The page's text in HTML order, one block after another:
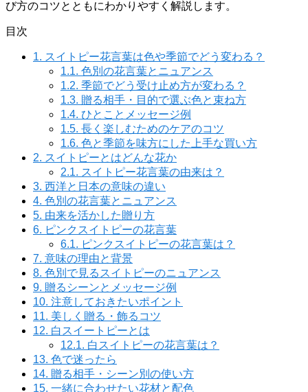
び方のコツとともにわかりやすく解説します。
目次
1. スイトピー花言葉は色や季節でどう変わる？
1.1. 色別の花言葉とニュアンス
1.2. 季節でどう受け止め方が変わる？
1.3. 贈る相手・目的で選ぶ色と束ね方
1.4. ひとことメッセージ例
1.5. 長く楽しむためのケアのコツ
1.6. 色と季節を味方にした上手な買い方
2. スイトピーとはどんな花か
2.1. スイトピー花言葉の由来は？
3. 西洋と日本の意味の違い
4. 色別の花言葉とニュアンス
5. 由来を活かした贈り方
6. ピンクスイトピーの花言葉
6.1. ピンクスイトピーの花言葉は？
7. 意味の理由と背景
8. 色別で見るスイトピーのニュアンス
9. 贈るシーンとメッセージ例
10. 注意しておきたいポイント
11. 美しく贈る・飾るコツ
12. 白スイートピーとは
12.1. 白スイトピーの花言葉は？
13. 色で迷ったら
14. 贈る相手・シーン別の使い方
15. 一緒に合わせたい花材と配色